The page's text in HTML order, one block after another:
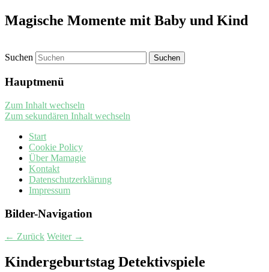
Magische Momente mit Baby und Kind
Suchen
Hauptmenü
Zum Inhalt wechseln
Zum sekundären Inhalt wechseln
Start
Cookie Policy
Über Mamagie
Kontakt
Datenschutzerklärung
Impressum
Bilder-Navigation
← Zurück Weiter →
Kindergeburtstag Detektivspiele